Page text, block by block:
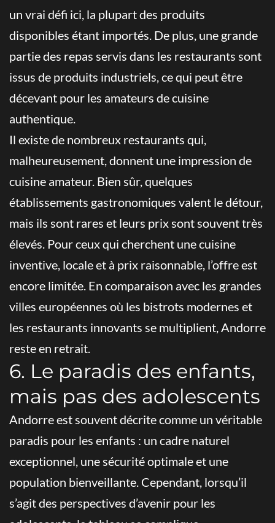
un vrai défi ici, la plupart des produits
disponibles étant importés. De plus, une grande
partie des repas servis dans les restaurants sont
issus de produits industriels, ce qui peut être
décevant pour les amateurs de cuisine
authentique.
Il existe de nombreux restaurants qui,
malheureusement, donnent une impression de
cuisine amateur. Bien sûr, quelques
établissements gastronomiques valent le détour,
mais ils sont rares et leurs prix sont souvent très
élevés. Pour ceux qui cherchent une cuisine
inventive, locale et à prix raisonnable, l’offre est
encore limitée. En comparaison avec les grandes
villes européennes où les bistrots modernes et
les restaurants innovants se multiplient, Andorre
reste en retrait.
6. Le paradis des enfants,
mais pas des adolescents
Andorre est souvent décrite comme un véritable
paradis pour les enfants : un cadre naturel
exceptionnel, une sécurité optimale et une
population bienveillante. Cependant, lorsqu’il
s’agit des perspectives d’avenir pour les